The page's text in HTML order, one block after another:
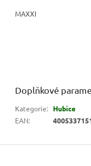
MAXXI
Doplňkové
Kategorie:
Hubice
EAN:
Z